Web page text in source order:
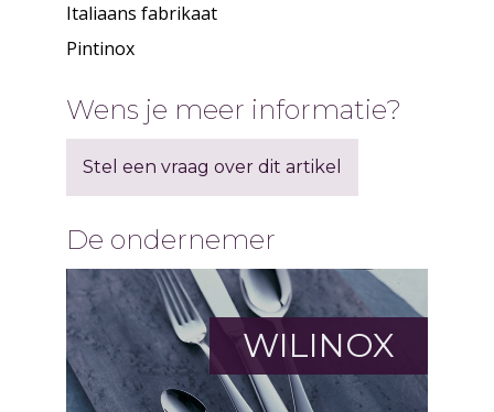
Italiaans fabrikaat
Pintinox
Wens je meer informatie?
Stel een vraag over dit artikel
De ondernemer
WILINOX